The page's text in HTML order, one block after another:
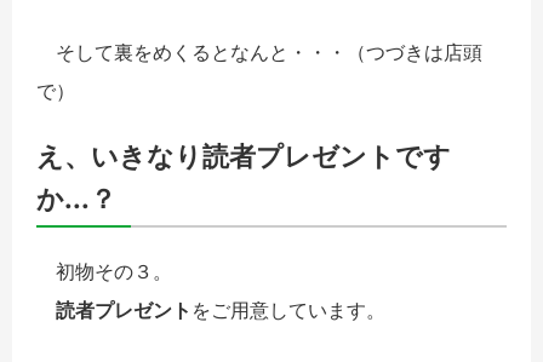
そして裏をめくるとなんと・・・（つづきは店頭
で）
え、いきなり読者プレゼントです
か...？
初物その３。
読者プレゼント をご用意しています。